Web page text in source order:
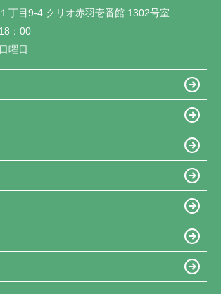
丁目9-4 クリオ赤羽壱番館 1302号室
：00
曜日